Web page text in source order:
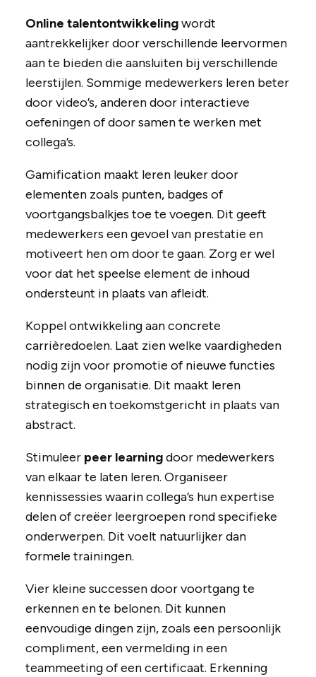
Online talentontwikkelingwordt
aantrekkelijker door verschillende leervormen
aan te bieden die aansluiten bij verschillende
leerstijlen. Sommige medewerkers leren beter
door video’s, anderen door interactieve
oefeningen of door samen te werken met
collega’s.
Gamification maakt leren leuker door
elementen zoals punten, badges of
voortgangsbalkjes toe te voegen. Dit geeft
medewerkers een gevoel van prestatie en
motiveert hen om door te gaan. Zorg er wel
voor dat het speelse element de inhoud
ondersteunt in plaats van afleidt.
Koppel ontwikkeling aan concrete
carrièredoelen. Laat zien welke vaardigheden
nodig zijn voor promotie of nieuwe functies
binnen de organisatie. Dit maakt leren
strategisch en toekomstgericht in plaats van
abstract.
Stimuleer peer learningdoor medewerkers
van elkaar te laten leren. Organiseer
kennissessies waarin collega’s hun expertise
delen of creëer leergroepen rond specifieke
onderwerpen. Dit voelt natuurlijker dan
formele trainingen.
Vier kleine successen door voortgang te
erkennen en te belonen. Dit kunnen
eenvoudige dingen zijn, zoals een persoonlijk
compliment, een vermelding in een
teammeeting of een certificaat. Erkenning